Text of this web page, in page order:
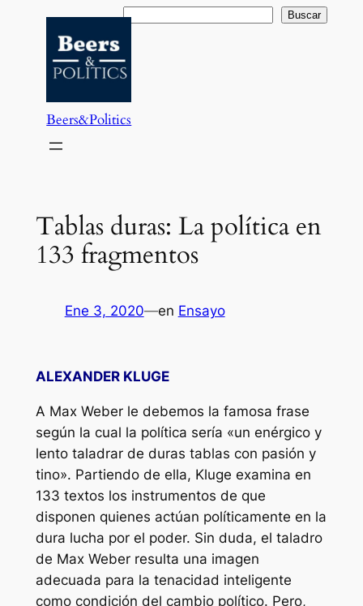
contenido
Buscar Buscar
Beers&Politics
Tablas duras: La política en
133 fragmentos
Ene 3, 2020—en Ensayo
ALEXANDER KLUGE
A Max Weber le debemos la famosa frase
según la cual la política sería «un enérgico y
lento taladrar de duras tablas con pasión y
tino». Partiendo de ella, Kluge examina en
133 textos los instrumentos de que
disponen quienes actúan políticamente en la
dura lucha por el poder. Sin duda, el taladro
de Max Weber resulta una imagen
adecuada para la tenacidad inteligente
como condición del cambio político. Pero,